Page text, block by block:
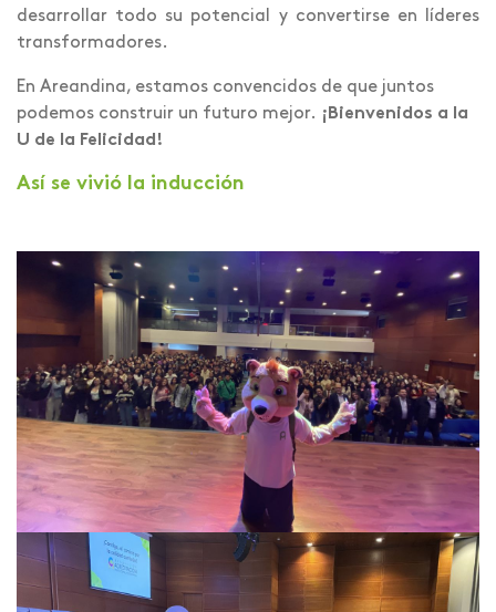
desarrollar todo su potencial y convertirse en líderes
transformadores.
En Areandina, estamos convencidos de que juntos
podemos construir un futuro mejor. ¡Bienvenidos a la
U de la Felicidad!
Así se vivió la inducción